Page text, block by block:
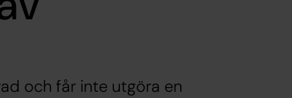
och får inte utgöra en